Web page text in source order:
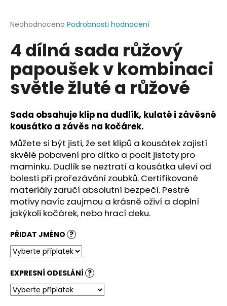
Průměrné
produktu
je
5
hvězdiček.
Neohodnoceno Podrobnosti hodnocení
4 dílná sada růžový
papoušek v kombinaci
světle žluté a růžové
Sada obsahuje klip na dudlík, kulaté i závěsné
kousátko a závěs na kočárek.
Můžete si být jisti, že set klipů a kousátek zajistí
skvělé pobavení pro dítko a pocit jistoty pro
maminku. Dudlík se neztratí a kousátka uleví od
bolesti při prořezávání zoubků. Certifikované
materiály zaručí absolutní bezpečí. Pestré
motivy navíc zaujmou a krásně oživí a doplní
jakýkoli kočárek, nebo hrací deku.
PŘIDAT JMÉNO ?
EXPRESNÍ ODESLÁNÍ ?
j
t
?
HLEDAT
D
o
p
o
r
u
č
u
j
m
e